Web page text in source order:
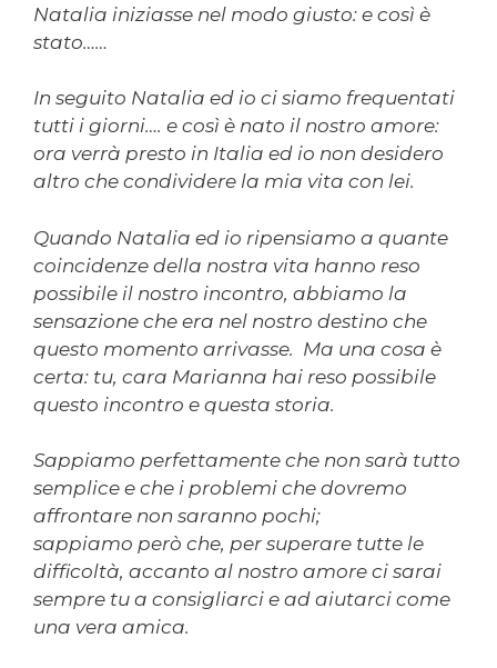
Natalia iniziasse nel modo giusto: e così è
stato……
In seguito Natalia ed io ci siamo frequentati
tutti i giorni…. e così è nato il nostro amore:
ora verrà presto in Italia ed io non desidero
altro che condividere la mia vita con lei.
Quando Natalia ed io ripensiamo a quante
coincidenze della nostra vita hanno reso
possibile il nostro incontro, abbiamo la
sensazione che era nel nostro destino che
questo momento arrivasse. Ma una cosa è
certa: tu, cara Marianna hai reso possibile
questo incontro e questa storia.
Sappiamo perfettamente che non sarà tutto
semplice e che i problemi che dovremo
affrontare non saranno pochi;
sappiamo però che, per superare tutte le
difficoltà, accanto al nostro amore ci sarai
sempre tu a consigliarci e ad aiutarci come
una vera amica.